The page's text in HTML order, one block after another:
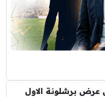
برشلونة الاول